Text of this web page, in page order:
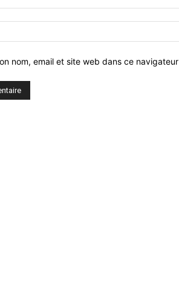
nom, email et site web dans ce